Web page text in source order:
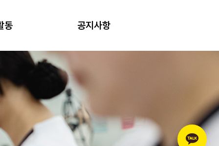
동 공지사항